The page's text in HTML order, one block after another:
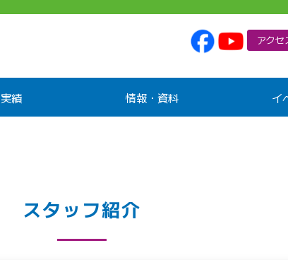
アクセ
実績 情報・資料 イ
スタッフ紹介